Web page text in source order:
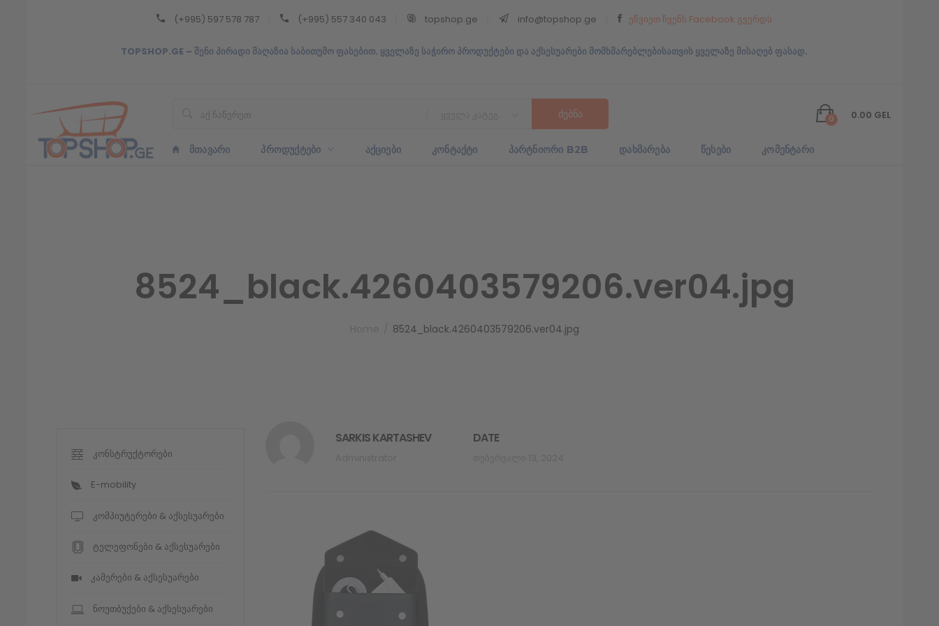
(+995) 597 578 787 (+995) 557 340 043 topshop.ge info@topshop.ge ეწვიეთ ჩვენს Facebook გვერდს
TOPSHOP.GE – შენი პირადი მაღაზია საბითუმო ფასებით. ყველაზე საჭირო პროდუქტები და აქსესუარები მომხმარებლებისათვის ყველაზე მისაღებ ფასად.
0 0.00 GEL
ᲛᲗᲐᲕᲐᲠᲘ ᲞᲠᲝᲓᲣᲥᲢᲔᲑᲘ ᲐᲥᲪᲘᲔᲑᲘ ᲙᲝᲜᲢᲐᲥᲢᲘ ᲞᲐᲠᲢᲜᲘᲝᲠᲘ B2B ᲓᲐᲮᲛᲐᲠᲔᲑᲐ ᲬᲔᲡᲔᲑᲘ ᲙᲝᲛᲔᲜᲢᲐᲠᲘ
8524_black.4260403579206.ver04.jpg
8524_black.4260403579206.ver04.jpg
SARKIS KARTASHEV DATE
კონსტრუქტორები
E-mobility
კომპიუტერები & აქსესუარები
ტელეფონები & აქსესუარები
კამერები & აქსესუარები
ნოუთბუქები & აქსესუარები